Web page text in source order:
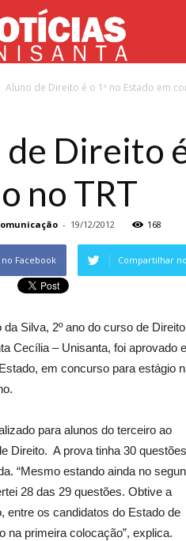
Unisanta
Aluno de Direito é o 1º no Estado em
Direito
no TRT
- 19/12/2012 168
Facebook Compartilhar
da Silva, 2º ano do curso de
Cecília – Unisanta, foi aprovado
em concurso para estágio
para alunos do terceiro ao
Direito. A prova tinha 30
“Mesmo estando ainda no
28 das 29 questões. Obtive a
entre os candidatos do Estado de
na primeira colocação”, explica.